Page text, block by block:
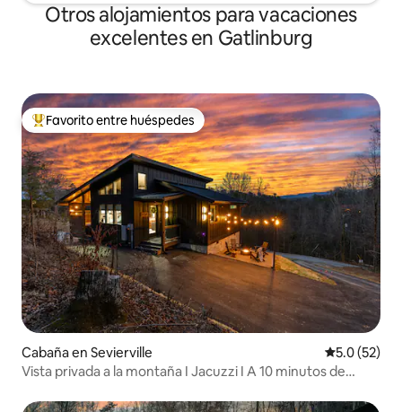
Otros alojamientos para vacaciones
excelentes en Gatlinburg
Favorito entre huéspedes preferido
Favorito entre huéspedes
Cabaña en Sevierville Calificación
5.0 (52)
Vista privada a la montaña I Jacuzzi I A 10 minutos de